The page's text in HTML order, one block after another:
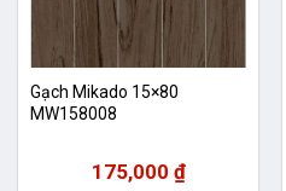
Gạch Mikado 15×80
MW158008
175,000 ₫